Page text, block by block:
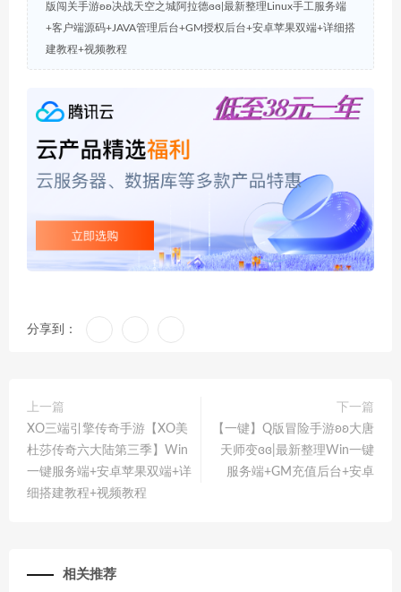
版闯关手游ʚʚ决战天空之城阿拉德ɞɞ|最新整理Linux手工服务端
+客户端源码+JAVA管理后台+GM授权后台+安卓苹果双端+详细搭
建教程+视频教程
分享到：
上一篇
XO三端引擎传奇手游【XO美
杜莎传奇六大陆第三季】Win
一键服务端+安卓苹果双端+详
细搭建教程+视频教程
下一篇
【一键】Q版冒险手游ʚʚ大唐
天师变ɞɞ|最新整理Win一键
服务端+GM充值后台+安卓
相关推荐